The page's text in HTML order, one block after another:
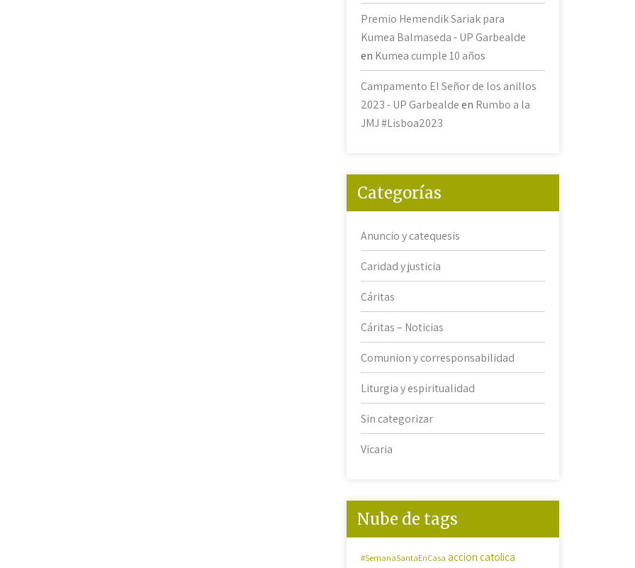
Premio Hemendik Sariak para
Kumea Balmaseda - UP Garbealde
en Kumea cumple 10 años
Campamento El Señor de los anillos
2023 - UP Garbealdeen Rumbo a la
JMJ #Lisboa2023
Categorías
Anuncio y catequesis
Caridad y justicia
Cáritas
Cáritas – Noticias
Comunion y corresponsabilidad
Liturgia y espiritualidad
Sin categorizar
Vicaria
Nube de tags
#SemanaSantaEnCasa accion catolica